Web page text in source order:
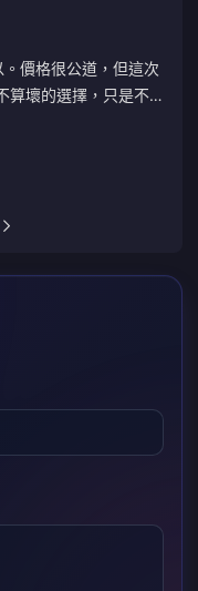
。
價格很公道，但這次
算壞的選擇，只是不夠